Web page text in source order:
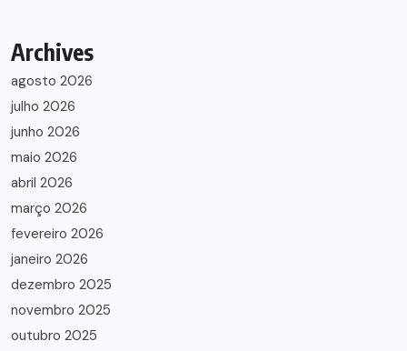
Archives
agosto 2026
julho 2026
junho 2026
maio 2026
abril 2026
março 2026
fevereiro 2026
janeiro 2026
dezembro 2025
novembro 2025
outubro 2025